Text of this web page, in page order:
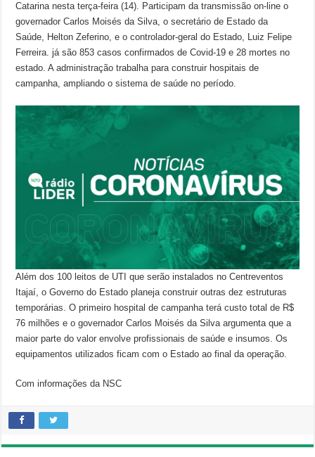
Catarina nesta terça-feira (14). Participam da transmissão on-line o
governador Carlos Moisés da Silva, o secretário de Estado da
Saúde, Helton Zeferino, e o controlador-geral do Estado, Luiz Felipe
Ferreira. já são 853 casos confirmados de Covid-19 e 28 mortes no
estado. A administração trabalha para construir hospitais de
campanha, ampliando o sistema de saúde no período.
Além dos 100 leitos de UTI que serão instalados no Centreventos
Itajaí, o Governo do Estado planeja construir outras dez estruturas
temporárias. O primeiro hospital de campanha terá custo total de R$
76 milhões e o governador Carlos Moisés da Silva argumenta que a
maior parte do valor envolve profissionais de saúde e insumos. Os
equipamentos utilizados ficam com o Estado ao final da operação.
Com informações da NSC